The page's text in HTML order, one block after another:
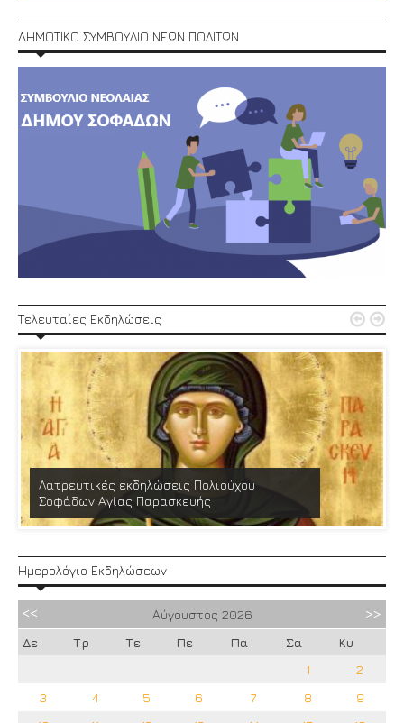
ΔΗΜΟΤΙΚΟ ΣΥΜΒΟΥΛΙΟ ΝΕΩΝ ΠΟΛΙΤΩΝ
Τελευταίες Εκδηλώσεις
Λατρευτικές εκδηλώσεις Πολιούχου
Σοφάδων Αγίας Παρασκευής
 
Ημερολόγιο Εκδηλώσεων
Αύγουστος 2026
Δε
Τρ Τε Πε Πα Σα
Κυ
1
2
3
4 5 6 7 8
9